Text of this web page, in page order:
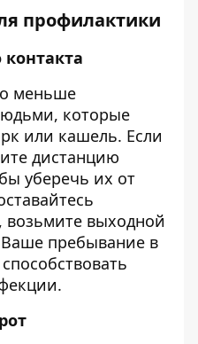
профилактики
меньше
которые
или кашель. Если
дистанцию
уберечь их от
выходной
пребывание в